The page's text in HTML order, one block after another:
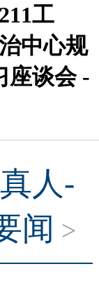
工
中心规
座谈会 -
人-
闻 >